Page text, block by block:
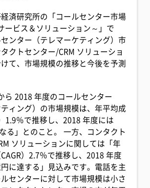
済研究所の「コールセンター市場
ービス＆ソリューション～」で
ンター（テレマーケティング）市
クトセンター/CRM ソリューショ
て、市場規模の推移と今後を予測
ら 2018 年度のコールセンター
ティング）の市場規模は、年平均成
1.9％で推移し、2018 年度には
る」とのこと。 一方、コンタクト
ソリューションに関しては「年
）2.7％で推移し、2018 年度
に達する」見込みです。電話を主
センターに対して市場規模は小さ